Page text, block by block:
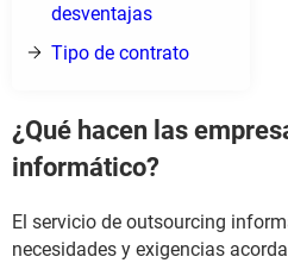
desventajas
Tipo de contrato
¿Qué hacen las
informático?
El servicio de outsourcing
necesidades y exigencias